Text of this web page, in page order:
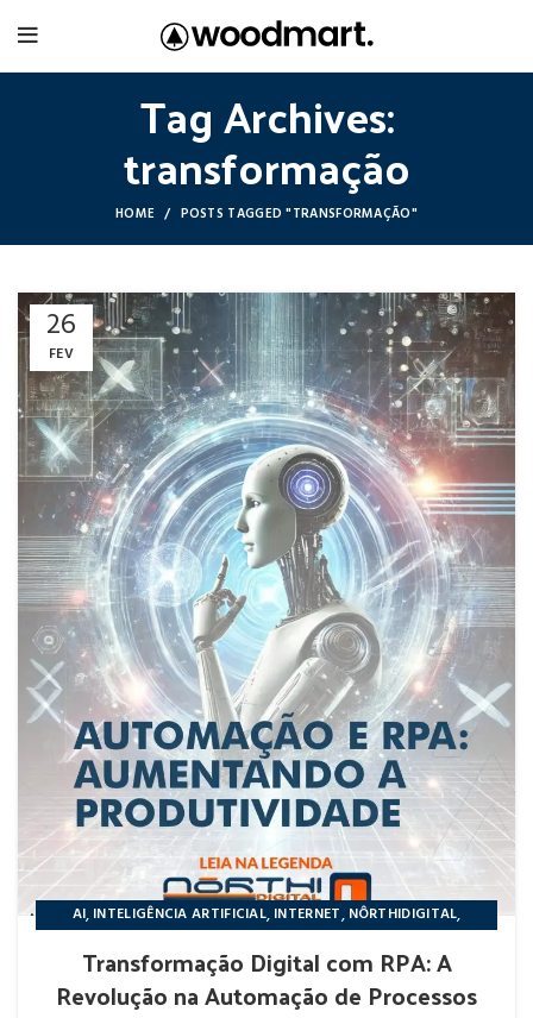
Tag Archives:
transformação
HOME POSTS TAGGED "TRANSFORMAÇÃO"
26
FEV
AI, INTELIGÊNCIA ARTIFICIAL, INTERNET, NÔRTHIDIGITAL,
Transformação Digital com RPA: A
Revolução na Automação de Processos